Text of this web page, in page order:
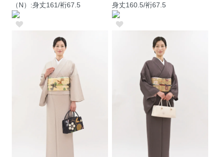
（N）:身丈161/裄67.5
身丈160.5/裄67.5